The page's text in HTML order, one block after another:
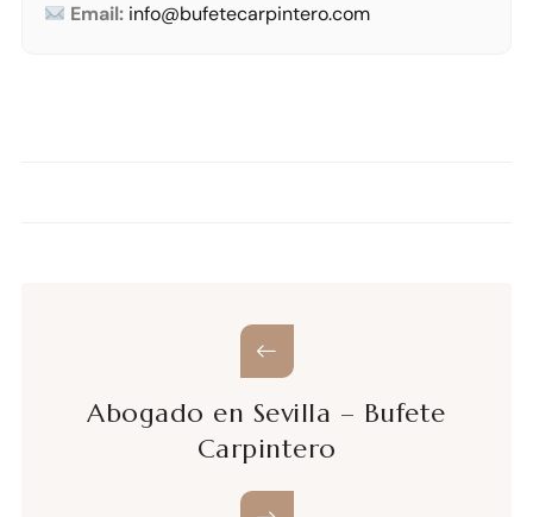
Email: info@bufetecarpintero.com
Abogado en Sevilla – Bufete
Carpintero